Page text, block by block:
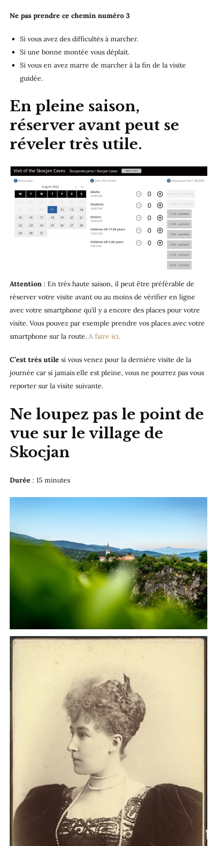
Ne pas prendre ce chemin numéro 3
Si vous avez des difficultés à marcher.
Si une bonne montée vous déplait.
Si vous en avez marre de marcher à la fin de la visite
guidée.
En pleine saison,
réserver avant peut se
réveler très utile.
Attention : En très haute saison, il peut être préférable de
réserver votre visite avant ou au moins de vérifier en ligne
avec votre smartphone qu’il y a encore des places pour votre
visite. Vous pouvez par exemple prendre vos places avec votre
smartphone sur la route. A faire ici.
C’est très utile si vous venez pour la dernière visite de la
journée car si jamais elle est pleine, vous ne pourrez pas vous
reporter sur la visite suivante.
Ne loupez pas le point de
vue sur le village de
Skocjan
Durée : 15 minutes